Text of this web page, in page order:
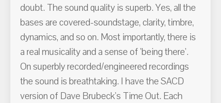
doubt. The sound quality is superb. Yes, all the
bases are covered-soundstage, clarity, timbre,
dynamics, and so on. Most importantly, there is
a real musicality and a sense of 'being there'.
On superbly recorded/engineered recordings
the sound is breathtaking. I have the SACD
version of Dave Brubeck's Time Out. Each